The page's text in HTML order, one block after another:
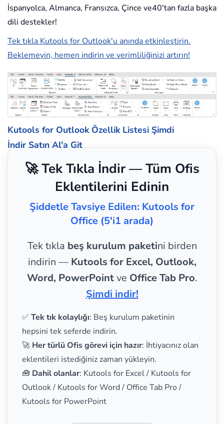
İspanyolca, Almanca, Fransızca, Çince ve40'tan fazla başka
dili destekler!
Tek tıkla Kutools for Outlook'u anında etkinleştirin.
Beklemeyin, hemen indirin ve verimliliğinizi artırın!
Kutools for Outlook Özellik Listesi Şimdi
İndir Satın Al'a Git
🚀 Tek Tıkla İndir — Tüm Ofis
Eklentilerini Edinin
Şiddetle Tavsiye Edilen: Kutools for
Office (5'i1 arada)
Tek tıkla beş kurulum paketini birden
indirin — Kutools for Excel, Outlook,
Word, PowerPointve Office Tab Pro.
Şimdi indir!
✅ Tek tık kolaylığı: Beş kurulum paketinin
hepsini tek seferde indirin.
🚀 Her türlü Ofis görevi için hazır: İhtiyacınız olan
eklentileri istediğiniz zaman yükleyin.
🧰 Dahil olanlar: Kutools for Excel / Kutools for
Outlook / Kutools for Word / Office Tab Pro /
Kutools for PowerPoint